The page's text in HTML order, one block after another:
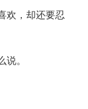
欢，却还要忍
说。